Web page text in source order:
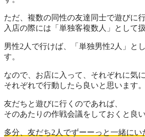
ただ、複数の同性の友達同士で遊びに
入店の際には「 単独客複数人 」として
男性2人で行けば、「 単独男性2人 」と
す。
なので、お店に入って、それぞれに気
それぞれで行動 したら良いと思います。
友だちと遊びに行くのであれば、
そのあたりの作戦会議をしておくと良
多分、友だち2人でずーーっと一緒にい